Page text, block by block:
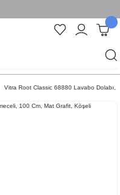
Vitra Root Classic 68880 Lavabo Dolabı,